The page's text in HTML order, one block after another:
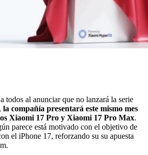
todos al anunciar que no lanzará la serie
la compañía presentará este mismo mes
Xiaomi 17 Pro y Xiaomi 17 Pro Max.
parece está motivado con el objetivo de
el iPhone 17, reforzando su su apuesta